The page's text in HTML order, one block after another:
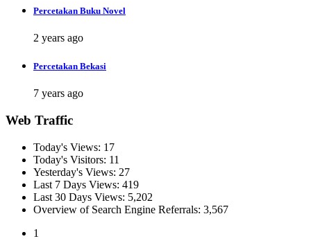
Percetakan Buku Novel
2 years ago
Percetakan Bekasi
7 years ago
Web Traffic
Today's Views: 17
Today's Visitors: 11
Yesterday's Views: 27
Last 7 Days Views: 419
Last 30 Days Views: 5,202
Overview of Search Engine Referrals: 3,567
1